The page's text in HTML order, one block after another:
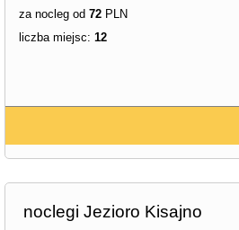
za nocleg od 72 PLN
liczba miejsc: 12
noclegi Jezioro Kisajno